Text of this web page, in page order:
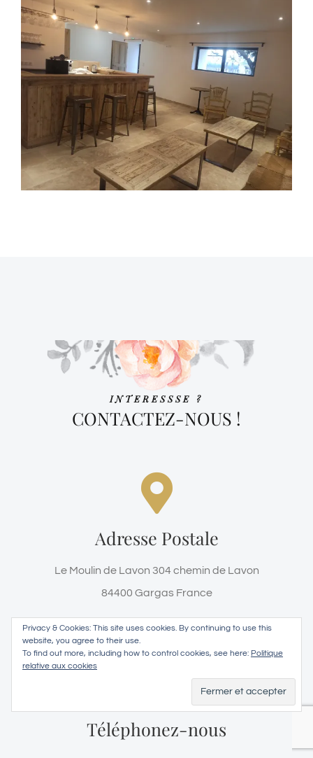
INTERESSSE ?
CONTACTEZ-NOUS !
Adresse Postale
Le Moulin de Lavon 304 chemin de Lavon
84400 Gargas France
Le Moulin de Lavon
84400 Gargas France
Téléphonez-nous
nous sommes la pour
répondre à vos questions
+33(0)4.90.74.34.54
Privacy & Cookies: This site uses cookies. By continuing to use this
website, you agree to their use.
To find out more, including how to control cookies, see here: Politique
relative aux cookies